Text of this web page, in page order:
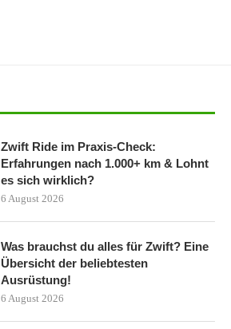
Zwift Ride im Praxis-Check:
Erfahrungen nach 1.000+ km & Lohnt
es sich wirklich?
6 August 2026
Was brauchst du alles für Zwift? Eine
Übersicht der beliebtesten
Ausrüstung!
6 August 2026